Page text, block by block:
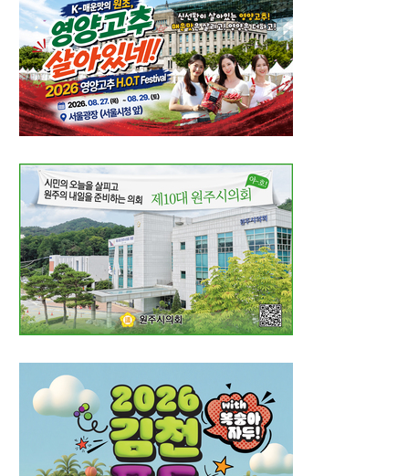
16:18
LH 사장, 주택공급 속도전 위해 “보상 임시
직, 정규직보다 더 많이 주겠다”